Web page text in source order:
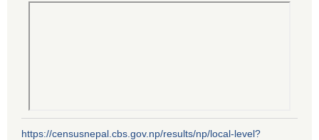
https://censusnepal.cbs.gov.np/results/np/local-level?